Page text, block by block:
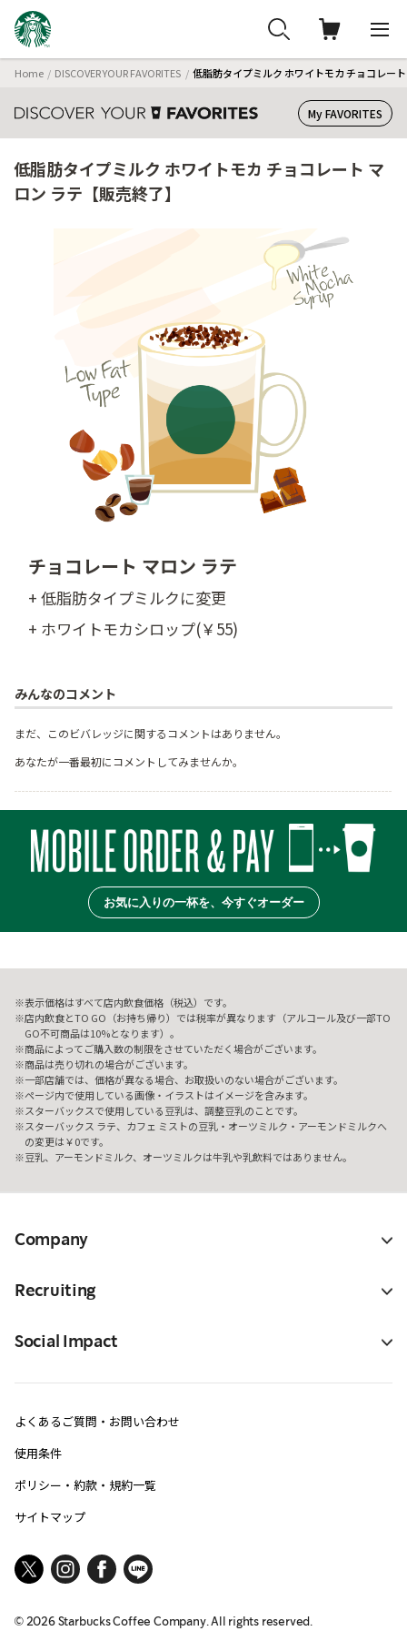
Home DISCOVER YOUR FAVORITES 低脂肪タイプミルク ホワイトモカ チョコレー
My FAVORITES
低脂肪タイプミルク ホワイトモカ チョコレート マ
ロン ラテ【販売終了】
チョコレート マロン ラテ
+ 低脂肪タイプミルクに変更
+ ホワイトモカシロップ(￥55)
みんなのコメント
まだ、このビバレッジに関するコメントはありません。
あなたが一番最初にコメントしてみませんか。
お気に入りの一杯を、今すぐオーダー
表示価格はすべて店内飲食価格（税込）です。
店内飲食とTO GO（お持ち帰り）では税率が異なります（アルコール及び一部TO
GO不可商品は10%となります）。
商品によってご購入数の制限をさせていただく場合がございます。
商品は売り切れの場合がございます。
一部店舗では、価格が異なる場合、お取扱いのない場合がございます。
ページ内で使用している画像・イラストはイメージを含みます。
スターバックスで使用している豆乳は、調整豆乳のことです。
スターバックス ラテ、カフェ ミストの豆乳・オーツミルク・アーモンドミルクへ
の変更は￥0です。
豆乳、アーモンドミルク、オーツミルクは牛乳や乳飲料ではありません。
Company
Recruiting
Social Impact
よくあるご質問・お問い合わせ
使用条件
ポリシー・約款・規約一覧
サイトマップ
© 2026Starbucks Coffee Company. All rights reserved.